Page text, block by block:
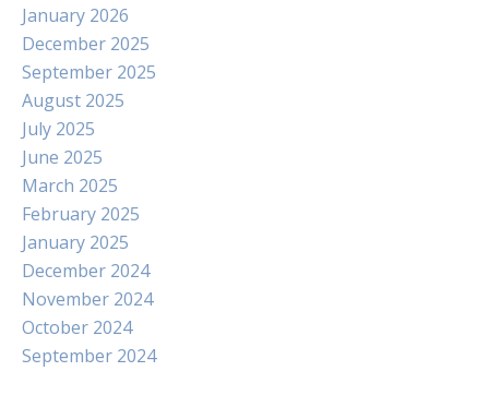
January 2026
December 2025
September 2025
August 2025
July 2025
June 2025
March 2025
February 2025
January 2025
December 2024
November 2024
October 2024
September 2024